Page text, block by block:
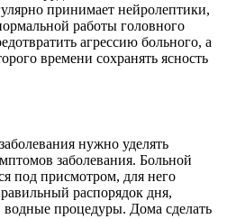
принимает нейролептики,
работы головного
агрессию больного, а
времени сохранять ясность
нужно уделять
заболевания. Больной
под присмотром, для него
распорядок дня,
процедуры. Дома сделать